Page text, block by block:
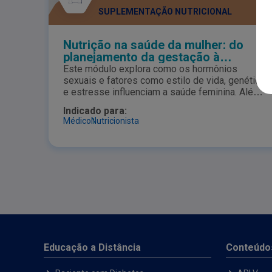
SUPLEMENTAÇÃO NUTRICIONAL
Nutrição na saúde da mulher: do
planejamento da gestação à
longevidade - Módulo Nutrição da
Mulher Adulta
Este módulo explora como os hormônios
sexuais e fatores como estilo de vida, genética
e estresse influenciam a saúde feminina. Além
específicas, como a TPM, explicando como
nutrientes antioxidantes e anti-inflamatórios
Indicado para:
MédicoNutricionista
Educação a Distância